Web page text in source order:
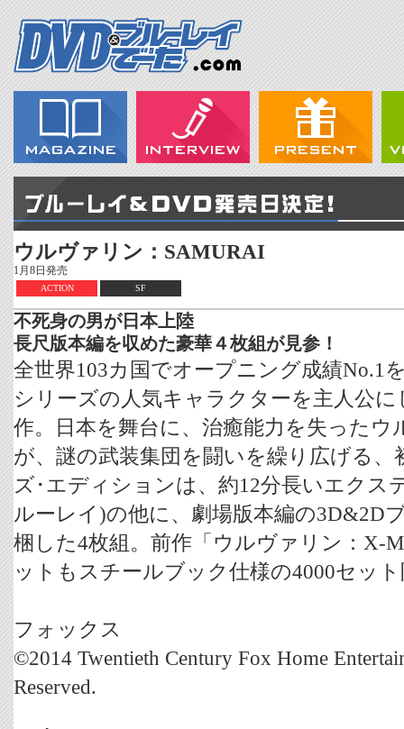
ウルヴァリン：SAMURAI
1月8日発売
SF
ACTION
不死身の男が日本上陸
長尺版本編を収めた豪華４枚組が見参！
全世界103カ国でオープニング成績No.1
シリーズの人気キャラクターを主人公
作。日本を舞台に、治癒能力を失った
が、謎の武装集団を闘いを繰り広げる、
ズ･エディションは、約12分長いエクス
ルーレイ)の他に、劇場版本編の3D&2D
梱した4枚組。前作「ウルヴァリン：X-
ットもスチールブック仕様の4000セッ
フォックス
©2014 Twentieth Century Fox Home
Reserved.